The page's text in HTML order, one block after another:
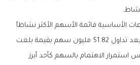
الأساسية قائمة الأسهم الأكثر نشاطاً
من حيث الحجم والقيمة، بعد تداول 51.82 مليون سهم بقيمة بلغت
استمرار الاهتمام بالسهم كأحد أبرز